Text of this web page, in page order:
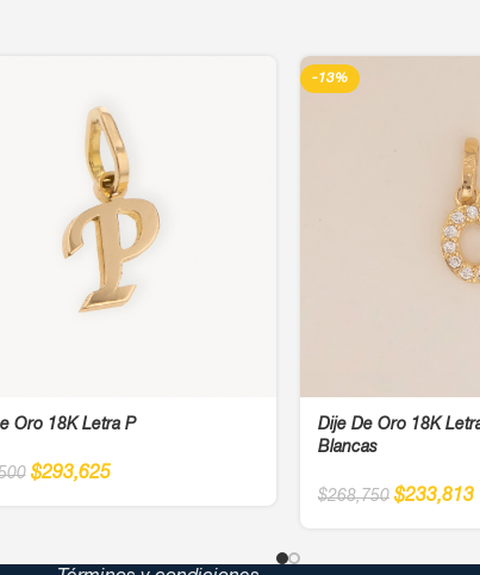
Oro 18K Letra P
$293,625
-13%
Dije De Oro 18K
Blancas
$268,750 $233,813